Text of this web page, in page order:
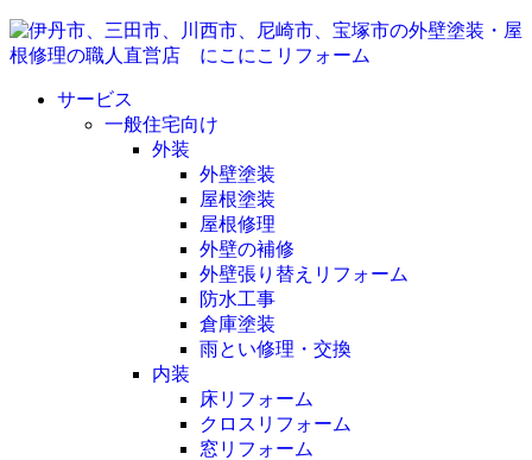
サービス
一般住宅向け
外装
外壁塗装
屋根塗装
屋根修理
外壁の補修
外壁張り替えリフォーム
防水工事
倉庫塗装
雨とい修理・交換
内装
床リフォーム
クロスリフォーム
窓リフォーム